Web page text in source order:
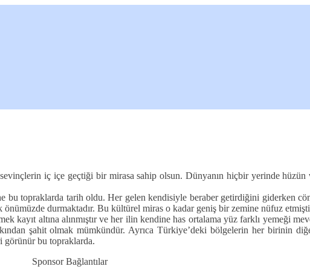
iç içe geçtiği bir mirasa sahip olsun. Dünyanın hiçbir yerinde
topraklarda tarih oldu. Her gelen kendisiyle beraber getirdiğini giderken
durmaktadır. Bu kültürel miras o kadar geniş bir zemine nüfuz
kayıt altına alınmıştır ve her ilin kendine has ortalama yüz farklı yemeği
şahit olmak mümkündür. Ayrıca Türkiye’deki bölgelerin her birinin
görünür bu topraklarda.
Sponsor Bağlantılar